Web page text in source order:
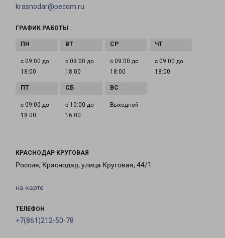
krasnodar@pecom.ru
ГРАФИК РАБОТЫ
с 09:00 до
18:00
с 09:00 до
18:00
с 09:00 до
18:00
с 09:00 до
18:00
с 09:00 до
18:00
с 10:00 до
16:00
Выходной
КРАСНОДАР КРУГОВАЯ
Россия, Краснодар, улица Круговая, 44/1
на карте
ТЕЛЕФОН
+7(861)212-50-78